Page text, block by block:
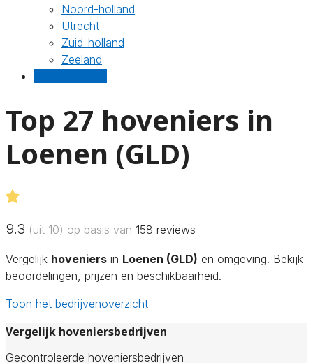
Noord-holland
Utrecht
Zuid-holland
Zeeland
Top 27 hoveniers in
Loenen (GLD)
9.3 (uit 10) op basis van 158 reviews
Vergelijk hoveniers in Loenen (GLD) en omgeving. Bekijk
beoordelingen, prijzen en beschikbaarheid.
Toon het bedrijvenoverzicht
Vergelijk hoveniersbedrijven
Gecontroleerde hoveniersbedrijven